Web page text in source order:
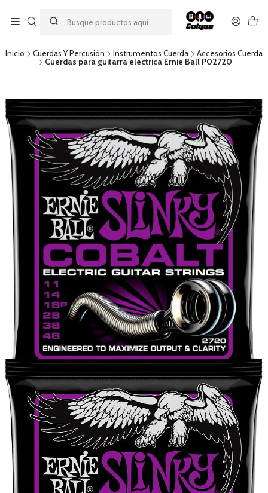
descuento por pago con transferencia bancaria
por una compra mínima de $49.990. Este descuento no es
acumulable a otras promociones ni aplicable a gastos de envío.
Inicio Cuerdas Y Percusión Instrumentos Cuerda
Accesorios Cuerda
Cuerdas para guitarra electrica Ernie Ball P02720